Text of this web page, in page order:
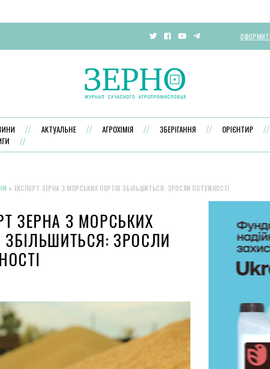
АКТУАЛЬНЕ АГРОХІМІЯ ЗБЕРІГАННЯ
ОРІЄНТИР
» ЕКСПОРТ ЗЕРНА З МОРСЬКИХ ПОРТІВ ЗБІЛЬШИТЬСЯ: ЗРОСЛИ ПОТУЖНОСТІ
ЗЕРНА З МОРСЬКИХ
ЗБІЛЬШИТЬСЯ: ЗРОСЛИ